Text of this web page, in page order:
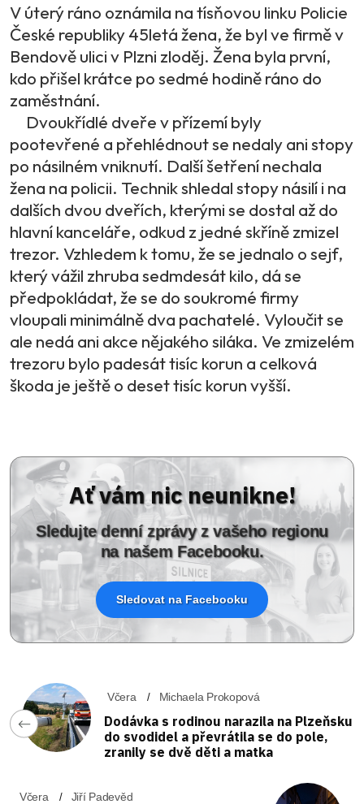
V úterý ráno oznámila na tísňovou linku Policie
České republiky 45letá žena, že byl ve firmě v
Bendově ulici v Plzni zloděj. Žena byla první,
kdo přišel krátce po sedmé hodině ráno do
zaměstnání.
Dvoukřídlé dveře v přízemí byly
pootevřené a přehlédnout se nedaly ani stopy
po násilném vniknutí. Další šetření nechala
žena na policii. Technik shledal stopy násilí i na
dalších dvou dveřích, kterými se dostal až do
hlavní kanceláře, odkud z jedné skříně zmizel
trezor. Vzhledem k tomu, že se jednalo o sejf,
který vážil zhruba sedmdesát kilo, dá se
předpokládat, že se do soukromé firmy
vloupali minimálně dva pachatelé. Vyloučit se
ale nedá ani akce nějakého siláka. Ve zmizelém
trezoru bylo padesát tisíc korun a celková
škoda je ještě o deset tisíc korun vyšší.
Ať vám nic neunikne!
Sledujte denní zprávy z vašeho regionu
na našem Facebooku.
Sledovat na Facebooku
Včera Michaela Prokopová
Dodávka s rodinou narazila na Plzeňsku
do svodidel a převrátila se do pole,
zranily se dvě děti a matka
Včera Jiří Padevěd